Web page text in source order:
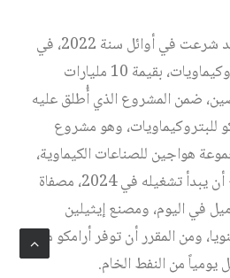
وكانت شركة “أرامكو” قد شرعت في أوائل سنة 2022، في
بناء مصفاة ومجمع للبتروكيماويات، بقيمة 10 مليارات
ضمن المشروع الذي أُطلق عليه
للبتروكيماويات، وهو مشروع
هواجين للصناعات الكيماوية،
ويضم المشروع، المتوقع أن يبدأ تشغيله في 2024، مصفاة
300 ألف برميل في اليوم، ومصنع إيثيلين
سنويا، ومن المقرر أن توفر أرامكو ما